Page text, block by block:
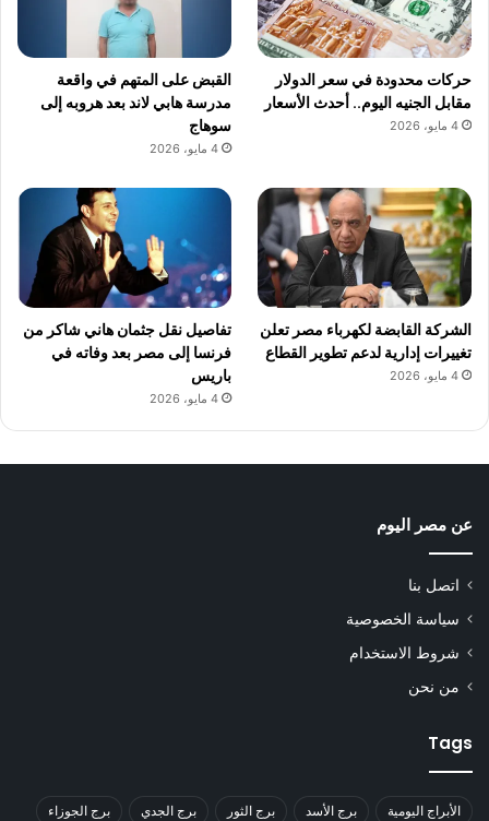
حركات محدودة في سعر الدولار
مقابل الجنيه اليوم.. أحدث الأسعار
4 مايو، 2026
القبض على المتهم في واقعة
مدرسة هابي لاند بعد هروبه إلى
سوهاج
4 مايو، 2026
الشركة القابضة لكهرباء مصر تعلن
تغييرات إدارية لدعم تطوير القطاع
4 مايو، 2026
تفاصيل نقل جثمان هاني شاكر من
فرنسا إلى مصر بعد وفاته في
باريس
4 مايو، 2026
عن مصر اليوم
اتصل بنا
سياسة الخصوصية
شروط الاستخدام
من نحن
Tags
الأبراج اليومية برج الأسد برج الثور برج الجدي برج الجوزاء